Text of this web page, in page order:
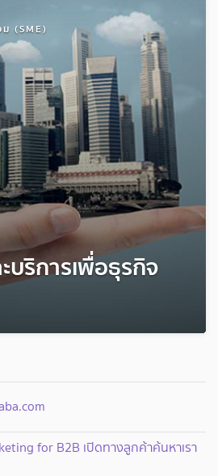
(SME)
ริการเพื่อธุรกิจ
for B2B เปิดทางลูกค้าค้นหาเรา